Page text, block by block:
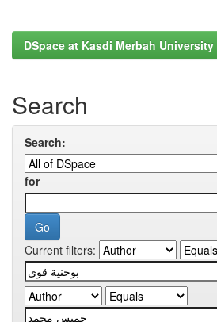
DSpace at Kasdi Merbah
Search
Search:
for
Current filters: